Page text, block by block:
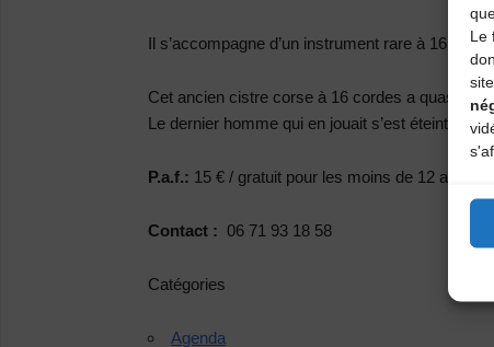
Le
Il s’accompagne d’un instrument rare à 16
Cet ancien cistre corse à 16 cordes a
Le dernier homme qui en jouait s’est éteint en
P.a.f.: 15 € / gratuit pour les moins de 12 ans
Contact : 06 71 93 18 58
Catégories
Agenda